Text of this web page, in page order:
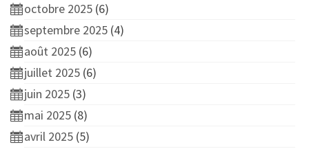
octobre 2025 (6)
septembre 2025 (4)
août 2025 (6)
juillet 2025 (6)
juin 2025 (3)
mai 2025 (8)
avril 2025 (5)